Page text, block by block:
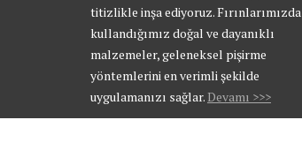
titizlikle inşa ediyoruz. Fırınlarımızda
kullandığımız doğal ve dayanıklı
malzemeler, geleneksel pişirme
yöntemlerini en verimli şekilde
uygulamanızı sağlar.Devamı >>>